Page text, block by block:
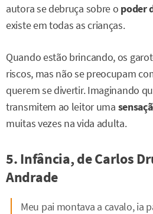
autora se debruça sobre o poder
existe em todas as crianças.
Quando estão brincando, os
riscos, mas não se preocupam
querem se divertir. Imaginando
transmitem ao leitor uma
muitas vezes na vida adulta.
5. Infância, de Carlos
Andrade
Meu pai montava a cavalo, ia